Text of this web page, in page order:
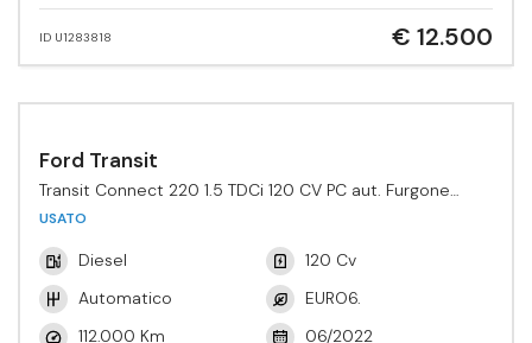
ID U1283818 € 12.500
Ford Transit
Transit Connect 220 1.5 TDCi 120 CV PC aut. Furgone
Active
USATO
Diesel
120 Cv
Automatico
EURO6.
112.000 Km
06/2022